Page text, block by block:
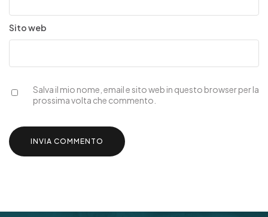
Sito web
Salva il mio nome, email e sito web in questo browser per la
prossima volta che commento.